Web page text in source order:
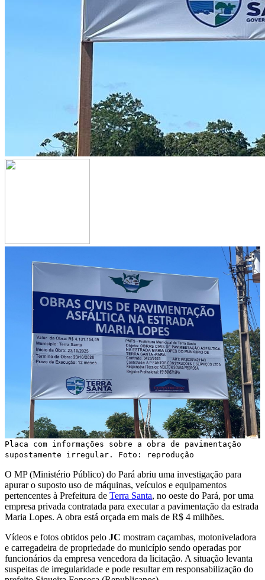
Placa com informações sobre a obra de pavimentação
supostamente irregular. Foto: reprodução
O MP (Ministério Público) do Pará abriu uma investigação para
apurar o suposto uso de máquinas, veículos e equipamentos
pertencentes à Prefeitura de Terra Santa, no oeste do Pará, por uma
empresa privada contratada para executar a pavimentação da estrada
Maria Lopes. A obra está orçada em mais de R$ 4 milhões.
Vídeos e fotos obtidos pelo JC mostram caçambas, motoniveladora
e carregadeira de propriedade do município sendo operadas por
funcionários da empresa vencedora da licitação. A situação levanta
suspeitas de irregularidade e pode resultar em responsabilização do